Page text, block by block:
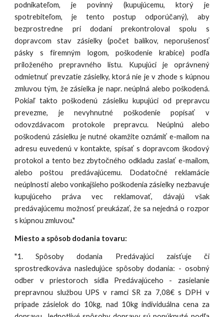
podnikateľom, je povinný (kupujúcemu, ktorý je
spotrebiteľom, je tento postup odporúčaný), aby
bezprostredne pri dodaní prekontroloval spolu s
dopravcom stav zásielky (počet balíkov, neporušenosť
pásky s firemným logom, poškodenie krabice) podľa
priloženého prepravného listu. Kupujúci je oprávnený
odmietnuť prevzatie zásielky, ktorá nie je v zhode s kúpnou
zmluvou tým, že zásielka je napr. neúplná alebo poškodená.
Pokiaľ takto poškodenú zásielku kupujúci od prepravcu
prevezme, je nevyhnutné poškodenie popísať v
odovzdávacom protokole prepravcu. Neúplnú alebo
poškodenú zásielku je nutné okamžite oznámiť e-mailom na
adresu euvedenú v kontakte, spísať s dopravcom škodový
protokol a tento bez zbytočného odkladu zaslať e-mailom,
alebo poštou predávajúcemu. Dodatočné reklamácie
neúplnosti alebo vonkajšieho poškodenia zásielky nezbavuje
kupujúceho práva vec reklamovať, dávajú však
predávajúcemu možnosť preukázať, že sa nejedná o rozpor
s kúpnou zmluvou."
Miesto a spôsob dodania tovaru:
"1. Spôsoby dodania Predávajúci zaisťuje či
sprostredkováva nasledujúce spôsoby dodania: - osobný
odber v priestoroch sídla Predávajúceho - zasielanie
prepravnou službou UPS v ramci SR za 7,08€ s DPH v
prípade zásielok do 10kg, nad 10kg individuálna cena za